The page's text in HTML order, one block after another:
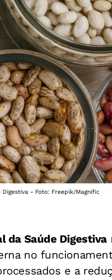
- Foto: Freepik/Magnific
da Saúde Digestiva
no
e a